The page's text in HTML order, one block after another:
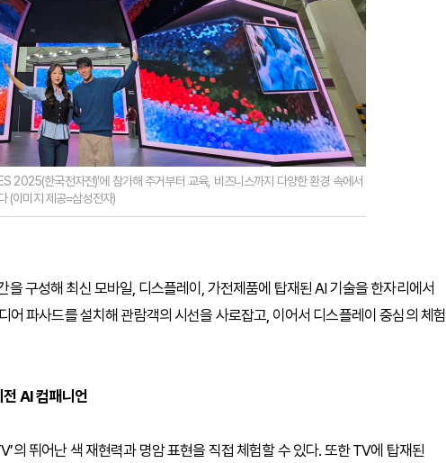
2025(한국전자전)’에 참가해 주거부터 교육, 비즈니스까지 다양한 환경 속에서
(이미지 제공=삼성전자)
간을 구성해 최신 모바일, 디스플레이, 가전제품에 탑재된 AI 기술을 한자리에서
어 파사드를 설치해 관람객의 시선을 사로잡고, 이어서 디스플레이 중심의 체험
AI 컴패니언
의 뛰어난 색 재현력과 명암 표현을 직접 체험할 수 있다. 또한 TV에 탑재된